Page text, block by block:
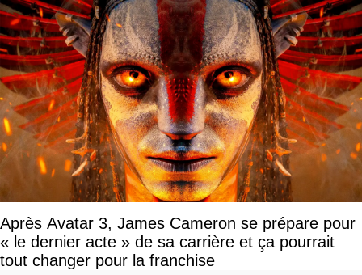
Après Avatar 3, James Cameron se prépare pour
« le dernier acte » de sa carrière et ça pourrait
tout changer pour la franchise